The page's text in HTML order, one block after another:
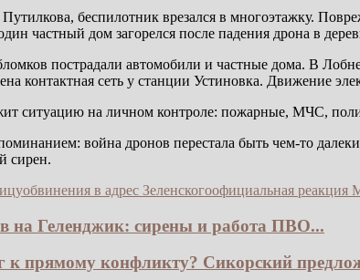
беспилотник врезался в многоэтажку.
частный дом загорелся после падения дрона в
пострадали автомобили и частные дома. В
контактная сеть у станции Устиновка. Движение
ситуацию на личном контроле: пожарные, МЧС,
война дронов перестала быть чем-то
сирен.
обвинения в адрес Зеленскогоофициальная
на Геленджик: сирены и работа ПВО...
к прямому конфликту? Сикорский